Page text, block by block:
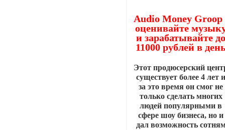
Audio Money Groop
оценивайте
и зарабатывайте
11000 рублей в
Этот продюсерский
существует более 4 лет
за это время он смог не
только сделать многих
людей популярными в
сфере шоу бизнеса, но и
дал возможность